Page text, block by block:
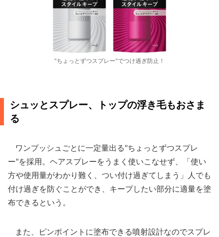
"ちょっとずつスプレー"でつけ過ぎ防止！
シュッとスプレー、トップの浮き毛もおさま
る
ワンプッシュごとに一定量出る"ちょっとずつスプレ
ー"を採用。ヘアスプレーをうまく使いこなせず、「使い
方や使用量がわかり難く、つい付け過ぎてしまう」人でも
付け過ぎを防ぐことができ、キープしたい部分に適量を塗
布できるという。
また、ピンポイントに塗布できる噴射設計なのでスプレ